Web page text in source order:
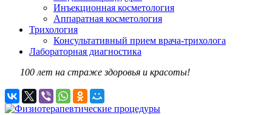
Инъекционная косметология
Аппаратная косметология
Трихология
Консультативный прием врача-трихолога
Лабораторная диагностика
100 лет на страже здоровья и красоты!